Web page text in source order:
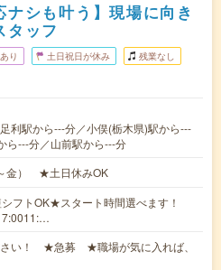
ナシも叶う】現場に向き
タッフ
り 土日祝日が休み 残業なし
利駅から---分／小俣(栃木県)駅から---
ら---分／山前駅から---分
金） ★土日休みOK
フトOK★スタート時間選べます！
さい！ ★急募 ★職場が気に入れば、